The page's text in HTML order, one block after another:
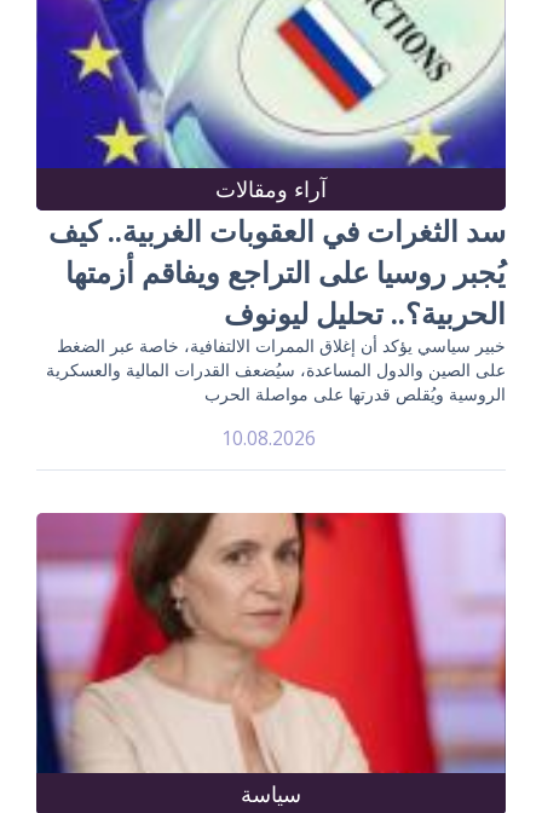
آراء ومقالات
سد الثغرات في العقوبات الغربية.. كيف
يُجبر روسيا على التراجع ويفاقم أزمتها
الحربية؟.. تحليل ليونوف
خبير سياسي يؤكد أن إغلاق الممرات الالتفافية، خاصة عبر الضغط
على الصين والدول المساعدة، سيُضعف القدرات المالية والعسكرية
الروسية ويُقلص قدرتها على مواصلة الحرب
10.08.2026
سياسة